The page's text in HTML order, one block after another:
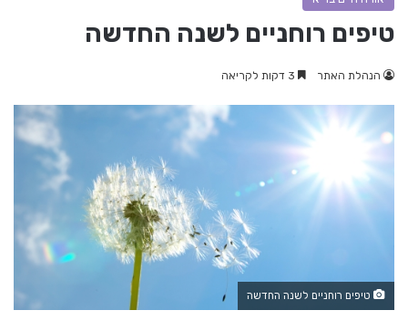
טיפים רוחניים לשנה החדשה
הנהלת האתר
טיפים רוחניים לשנה החדשה